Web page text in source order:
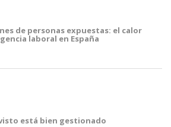
de personas expuestas: el calor
laboral en España
está bien gestionado